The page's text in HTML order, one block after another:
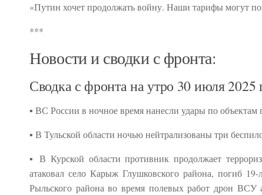
«Путин хочет продолжать войну. Наши тарифы могут
***
Новости и сводки с фронта:
Сводка с фронта на утро 30 июля 2025
▪️ ВС России в ночное время нанесли удары по
▪️ В Тульской области ночью нейтрализованы три
▪️ В Курской области противник продолжает
атаковал село Карыж Глушковского района, погиб
Рыльского района во время полевых работ дрон ВСУ